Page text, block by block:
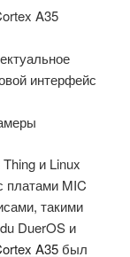
A35
интерфейс
и Linux
платами MIC
такими
DuerOS и
A35 был